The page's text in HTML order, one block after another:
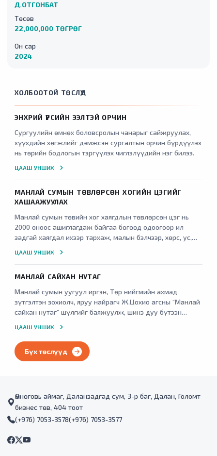
Д.ОТГОНБАТ
Төсөв
22,000,000 ТӨГРӨГ
Он сар
2024
ХОЛБООТОЙ ТӨСЛҮҮД
ЭНХРИЙ ҮРСИЙН ЭЭЛТЭЙ ОРЧИН
Сургуулийн өмнөх боловсролын чанарыг сайжруулах,
хүүхдийн хөгжлийг дэмжсэн сургалтын орчин бүрдүүлэх
нь төрийн бодлогын тэргүүлэх чиглэлүүдийн нэг билээ.
ЦААШ УНШИХ
МАНЛАЙ СУМЫН ТӨВЛӨРСӨН ХОГИЙН ЦЭГИЙГ
ХАШААЖУУЛАХ
Манлай сумын төвийн хог хаягдлын төвлөрсөн цэг нь
2000 оноос ашиглагдаж байгаа бөгөөд одоогоор ил
задгай хаягдал ихээр тархаж, малын бэлчээр, хөрс, ус,
ЦААШ УНШИХ
МАНЛАЙ САЙХАН НУТАГ
Манлай сумын уугуул иргэн, Төр нийгмийн ахмад
зүтгэлтэн зохиолч, яруу найрагч Ж.Цохио агсны “Манлай
сайхан нутаг” шүлгийг баяжуулж, шинэ дуу бүтээн
ЦААШ УНШИХ
Бүх төслүүд
Өмнөговь аймаг, Даланзадгад сум, 3-р баг, Далан, Голомт
бизнес төв, 404 тоот
(+976) 7053-3578(+976) 7053-3577